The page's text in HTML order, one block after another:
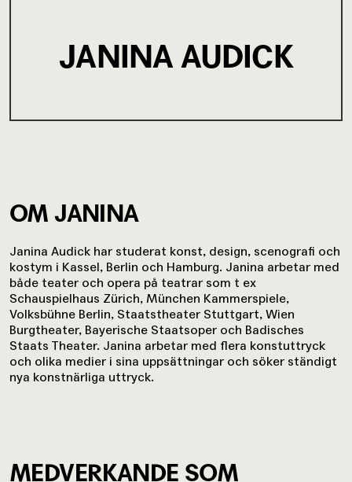
JANINA AUDICK
OM JANINA
Janina Audick har studerat konst, design, scenografi och
kostym i Kassel, Berlin och Hamburg. Janina arbetar med
både teater och opera på teatrar som t ex
Schauspielhaus Zürich, München Kammerspiele,
Volksbühne Berlin, Staatstheater Stuttgart, Wien
Burgtheater, Bayerische Staatsoper och Badisches
Staats Theater. Janina arbetar med flera konstuttryck
och olika medier i sina uppsättningar och söker ständigt
nya konstnärliga uttryck.
MEDVERKANDE SOM